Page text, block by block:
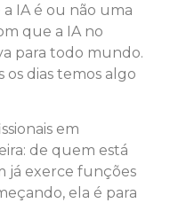
IA é ou não uma
que a IA no
para todo mundo.
os dias temos algo
em
de quem está
já exerce funções
ela é para